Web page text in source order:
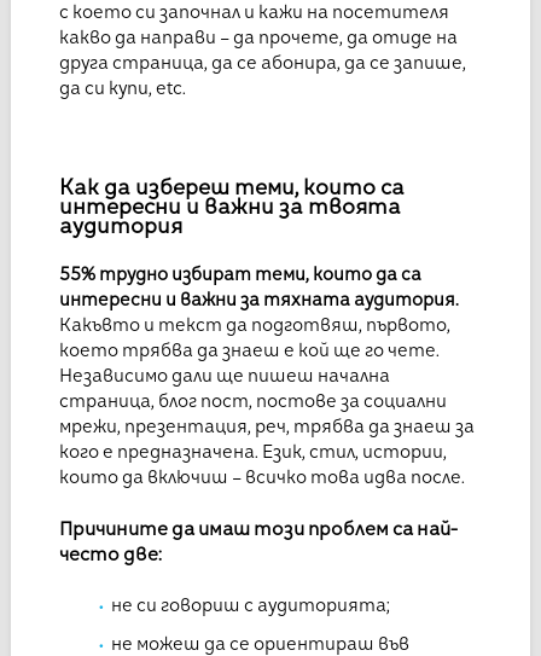
с което си започнал и кажи на посетителя
какво да направи – да прочете, да отиде на
друга страница, да се абонира, да се запише,
да си купи, etc.
Как да избереш теми, които са
интересни и важни за твоята
аудитория
55% трудно избират теми, които да са
интересни и важни за тяхната аудитория.
Какъвто и текст да подготвяш, първото,
което трябва да знаеш е кой ще го чете.
Независимо дали ще пишеш начална
страница, блог пост, постове за социални
мрежи, презентация, реч, трябва да знаеш за
кого е предназначена. Език, стил, истории,
които да включиш – всичко това идва после.
Причините да имаш този проблем са най-
често две:
не си говориш с аудиторията;
не можеш да се ориентираш във